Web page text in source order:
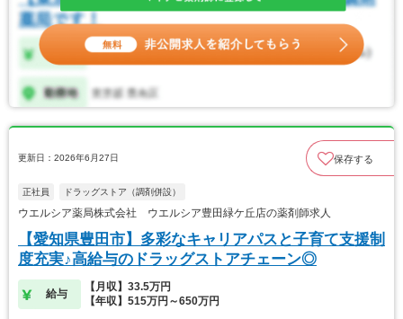
更新日：2026年6月27日 保存する
正社員 ドラッグストア（調剤併設）
ウエルシア薬局株式会社 ウエルシア豊田緑ケ丘店の薬剤師求人
【愛知県豊田市】多彩なキャリアパスと子育て支援制
度充実♪高給与のドラッグストアチェーン◎
給与
【月収】33.5万円
【年収】515万円～650万円